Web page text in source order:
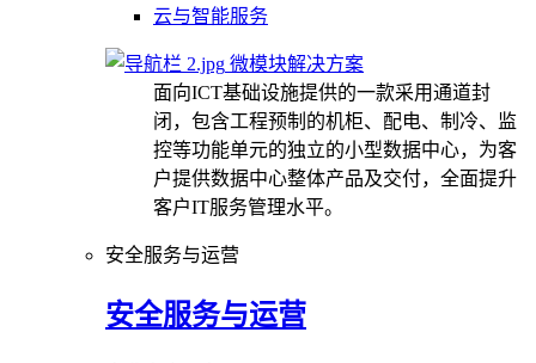
云与智能服务
微模块解决方案
面向ICT基础设施提供的一款采用通道封
闭，包含工程预制的机柜、配电、制冷、监
控等功能单元的独立的小型数据中心，为客
户提供数据中心整体产品及交付，全面提升
客户IT服务管理水平。
安全服务与运营
安全服务与运营